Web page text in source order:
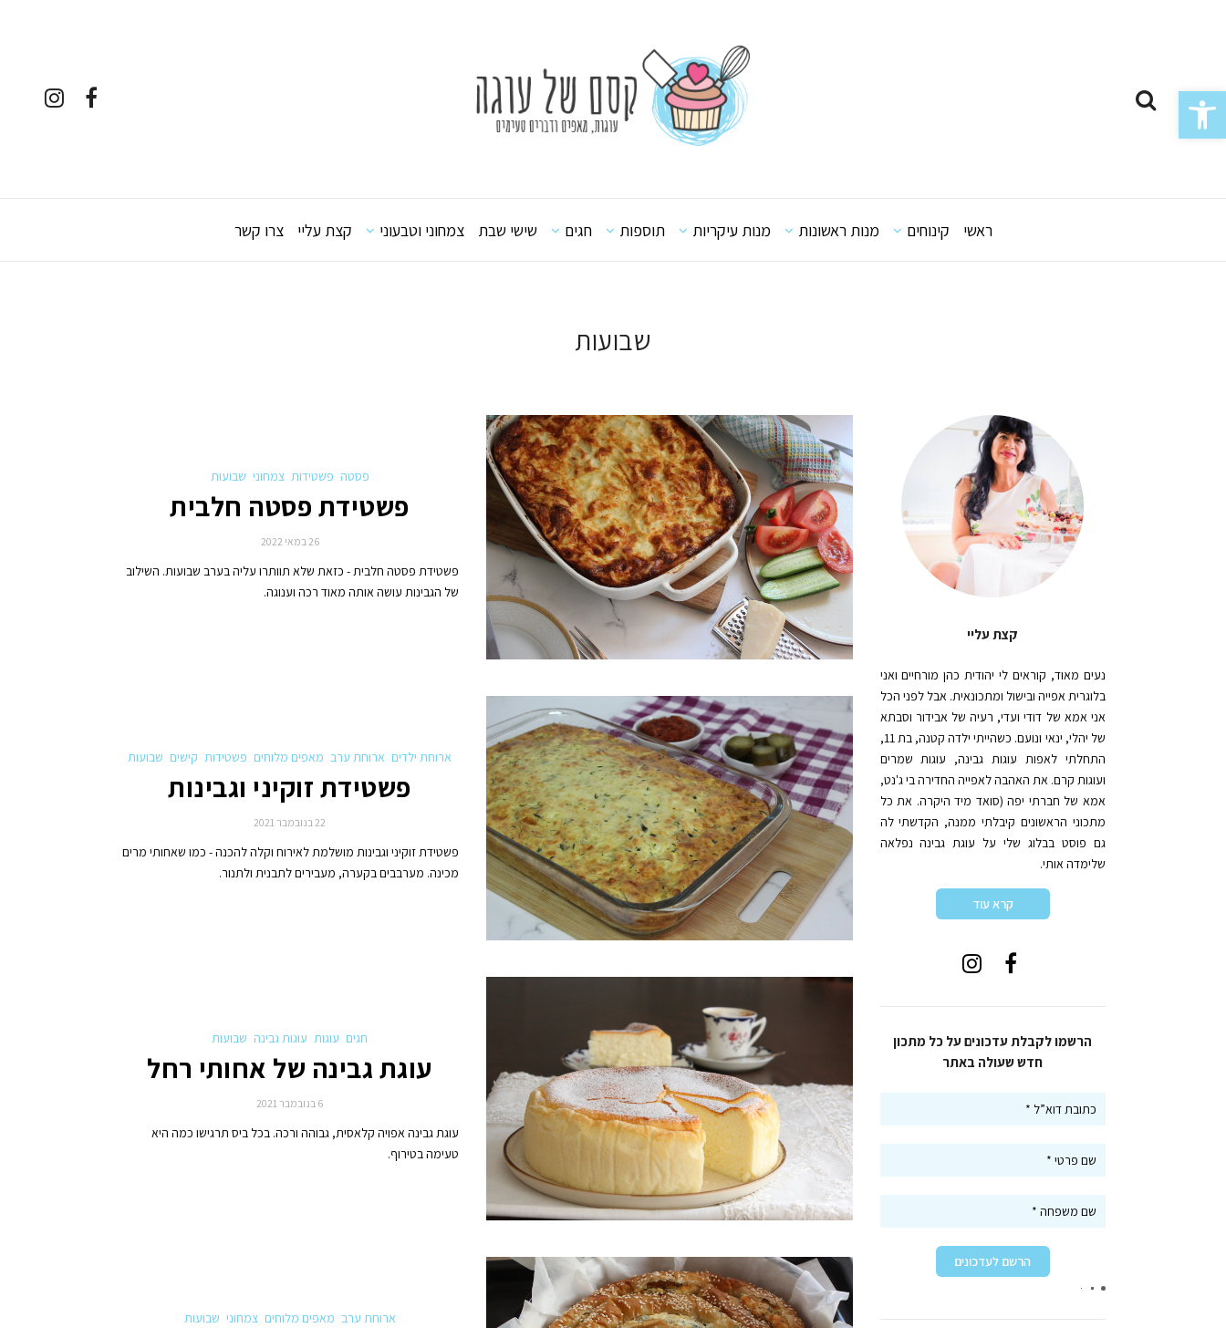
פתח סרגל נגישות
ראשי קינוחים מנות ראשונות מנות עיקריות תוספות חגים שישי שבת צמחוני וטבעוני קצת עליי צרו קשר
שבועות
פסטה פשטידות צמחוני שבועות
פשטידת פסטה חלבית
26 במאי 2022
פשטידת פסטה חלבית - כזאת שלא תוותרו עליה בערב שבועות. השילוב
של הגבינות עושה אותה מאוד רכה וענוגה.
ארוחת ילדים ארוחת ערב מאפים מלוחים פשטידות קישים שבועות
פשטידת זוקיני וגבינות
22 בנובמבר 2021
פשטידת זוקיני וגבינות מושלמת לאירוח וקלה להכנה - כמו שאחותי מרים
מכינה. מערבבים בקערה, מעבירים לתבנית ולתנור.
חגים עוגות עוגות גבינה שבועות
עוגת גבינה של אחותי רחל
6 בנובמבר 2021
עוגת גבינה אפויה קלאסית, גבוהה ורכה. בכל ביס תרגישו כמה היא
טעימה בטירוף.
ארוחת ערב מאפים מלוחים צמחוני שבועות
קצת עליי
נעים מאוד, קוראים לי יהודית כהן מורחיים ואני
בלוגרית אפייה ובישול ומתכונאית. אבל לפני הכל
אני אמא של דודי ועדי, רעיה של אבידור וסבתא
של יהלי, ינאי ונועם. כשהייתי ילדה קטנה, בת 11,
התחלתי לאפות עוגות גבינה, עוגות שמרים
ועוגות קרם. את האהבה לאפייה החדירה בי ג'נט,
אמא של חברתי יפה (סואד מיד היקרה. את כל
מתכוני הראשונים קיבלתי ממנה, הקדשתי לה
גם פוסט בבלוג שלי על עוגת גבינה נפלאה
שלימדה אותי.
קרא עוד
הרשמו לקבלת עדכונים על כל מתכון
חדש שעולה באתר